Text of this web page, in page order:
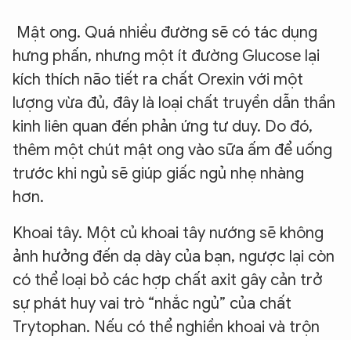
Mật ong. Quá nhiều đường sẽ có tác dụng
hưng phấn, nhưng một ít đường Glucose lại
kích thích não tiết ra chất Orexin với một
lượng vừa đủ, đây là loại chất truyền dẫn thần
kinh liên quan đến phản ứng tư duy. Do đó,
thêm một chút mật ong vào sữa ấm để uống
trước khi ngủ sẽ giúp giấc ngủ nhẹ nhàng
hơn.
Khoai tây. Một củ khoai tây nướng sẽ không
ảnh hưởng đến dạ dày của bạn, ngược lại còn
có thể loại bỏ các hợp chất axit gây cản trở
sự phát huy vai trò “nhắc ngủ” của chất
Trytophan. Nếu có thể nghiền khoai và trộn